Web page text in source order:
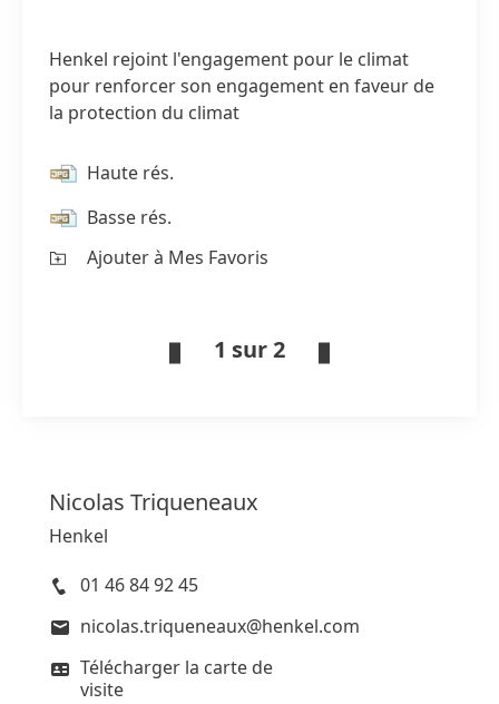
Henkel rejoint l'engagement pour le climat
pour renforcer son engagement en faveur de
la protection du climat
Haute rés.
Basse rés.
Ajouter à Mes Favoris
1 sur 2
Nicolas Triqueneaux
Henkel
01 46 84 92 45
nicolas.triqueneaux@henkel.com
Télécharger la carte de
visite